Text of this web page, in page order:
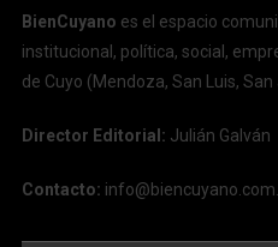
BienCuyano es el espacio
institucional, política, social,
de Cuyo (Mendoza, San Luis, San
Director Editorial: Julián Galván
Contacto: